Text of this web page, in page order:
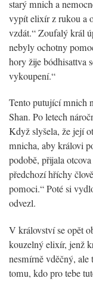
starý mnich a
vypít elixír z rukou a
vzdát.“ Zoufalý král
nebyly ochotny
hory žije bódhisattva
vykoupení.“
Tento putující mnich
Shan. Po letech
Když slyšela, že její
mnicha, aby královi
podobě, přijala
předchozí hříchy
pomoci.“ Poté si
odvezl.
V království se opět
kouzelný elixír, jenž
nesmírně vděčný, ale
tomu, kdo pro tebe